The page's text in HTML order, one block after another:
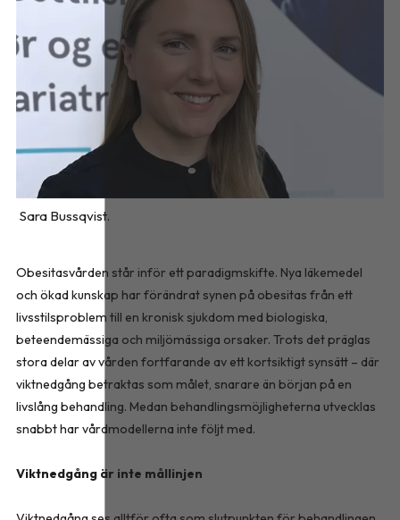
Sara Bussqvist.
Obesitasvården står inför ett paradigmskifte. Nya läkemedel
och ökad kunskap har förändrat synen på obesitas från ett
livsstilsproblem till en kronisk sjukdom med biologiska,
beteendemässiga och miljömässiga orsaker. Trots det präglas
stora delar av vården fortfarande av ett kortsiktigt synsätt – där
viktnedgång betraktas som målet, snarare än början på en
livslång behandling. Medan behandlingsmöjligheterna utvecklas
snabbt har vårdmodellerna inte följt med.
Viktnedgång är inte mållinjen